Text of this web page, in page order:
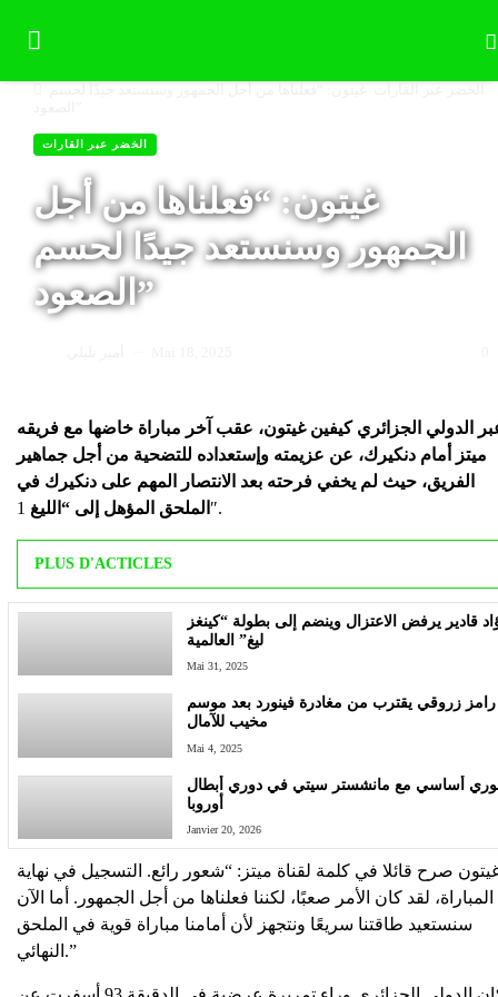
الخضر عبر القارات
غيتون: “فعلناها من أجل
الجمهور وسنستعد جيدًا لحسم
الصعود”
الدولي الجزائري كيفين غيتون، عقب آخر مباراة خاضها مع فريقه
ميتز أمام دنكيرك، عن عزيمته وإستعداده للتضحية من أجل جماهير
الفريق، حيث لم يخفي فرحته بعد الانتصار المهم على دنكيرك في
الملحق المؤهل إلى “الليغ 1″.
PLUS D'ACTICLES
يرفض الاعتزال وينضم إلى بطولة “كينغز ليغ”
العالمية
Mai 31, 2025
يقترب من مغادرة فينورد بعد موسم مخيب
للآمال
Mai 4, 2025
نوري أساسي مع مانشستر سيتي في دوري أبطال
أوروبا
Janvier 20, 2026
صرح قائلا في كلمة لقناة ميتز: “شعور رائع. التسجيل في نهاية
المباراة، لقد كان الأمر صعبًا، لكننا فعلناها من أجل الجمهور. أما الآن
سنستعيد طاقتنا سريعًا ونتجهز لأن أمامنا مباراة قوية في الملحق
النهائي.”